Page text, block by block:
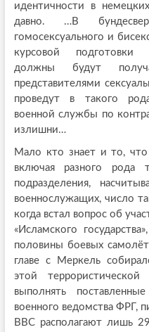
идентичности в
давно. …В
гомосексуального и
курсовой подготовки
должны будут
представителями
проведут в такого
военной службы по
излишни…
Мало кто знает и то, что
включая разного рода
подразделения,
военнослужащих, число
когда встал вопрос об
«Исламского
половины боевых
главе с Меркель
этой
выполнять
военного ведомства ФРГ,
ВВС располагают лишь